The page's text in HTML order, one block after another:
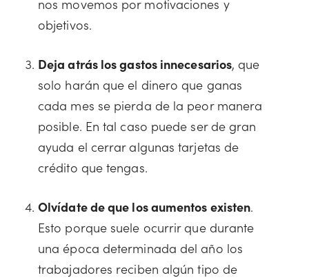
nos movemos por motivaciones y
objetivos.
Deja atrás los gastos innecesarios, que
solo harán que el dinero que ganas
cada mes se pierda de la peor manera
posible. En tal caso puede ser de gran
ayuda el cerrar algunas tarjetas de
crédito que tengas.
Olvídate de que los aumentos existen.
Esto porque suele ocurrir que durante
una época determinada del año los
trabajadores reciben algún tipo de